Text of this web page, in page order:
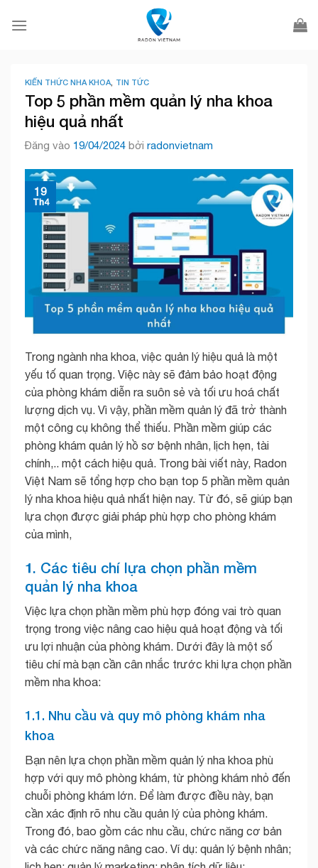
qua
KIẾN THỨC NHA KHOA TIN TỨC
Top 5 phần mềm quản lý nha khoa
hiệu quả nhất
Đăng vào 19/04/2024 bởi radonvietnam
19
Th4
Trong ngành nha khoa, việc quản lý hiệu quả là một
yếu tố quan trọng. Việc này sẽ đảm bảo hoạt động
của phòng khám diễn ra suôn sẻ và tối ưu hoá chất
lượng dịch vụ. Vì vậy, phần mềm quản lý đã trở thành
một công cụ không thể thiếu. Phần mềm giúp các
phòng khám quản lý hồ sơ bệnh nhân, lịch hẹn, tài
chính,.. một cách hiệu quả. Trong bài viết này, Radon
Việt Nam sẽ tổng hợp cho bạn top 5 phần mềm quản
lý nha khoa hiệu quả nhất hiện nay. Từ đó, sẽ giúp bạn
lựa chọn được giải pháp phù hợp cho phòng khám
của mình,
1. Các tiêu chí lựa chọn phần mềm
quản lý nha khoa
Việc lựa chọn phần mềm phù hợp đóng vai trò quan
trọng trong việc nâng cao hiệu quả hoạt động và tối
ưu lợi nhuận của phòng khám. Dưới đây là một số
tiêu chí mà bạn cần cân nhắc trước khi lựa chọn phần
mềm nha khoa:
1.1. Nhu cầu và quy mô phòng khám nha
khoa
Bạn nên lựa chọn phần mềm quản lý nha khoa phù
hợp với quy mô phòng khám, từ phòng khám nhỏ đến
chuỗi phòng khám lớn. Để làm được điều này, bạn
cần xác định rõ nhu cầu quản lý của phòng khám.
Trong đó, bao gồm các nhu cầu, chức năng cơ bản
và các chức năng nâng cao. Ví dụ: quản lý bệnh nhân;